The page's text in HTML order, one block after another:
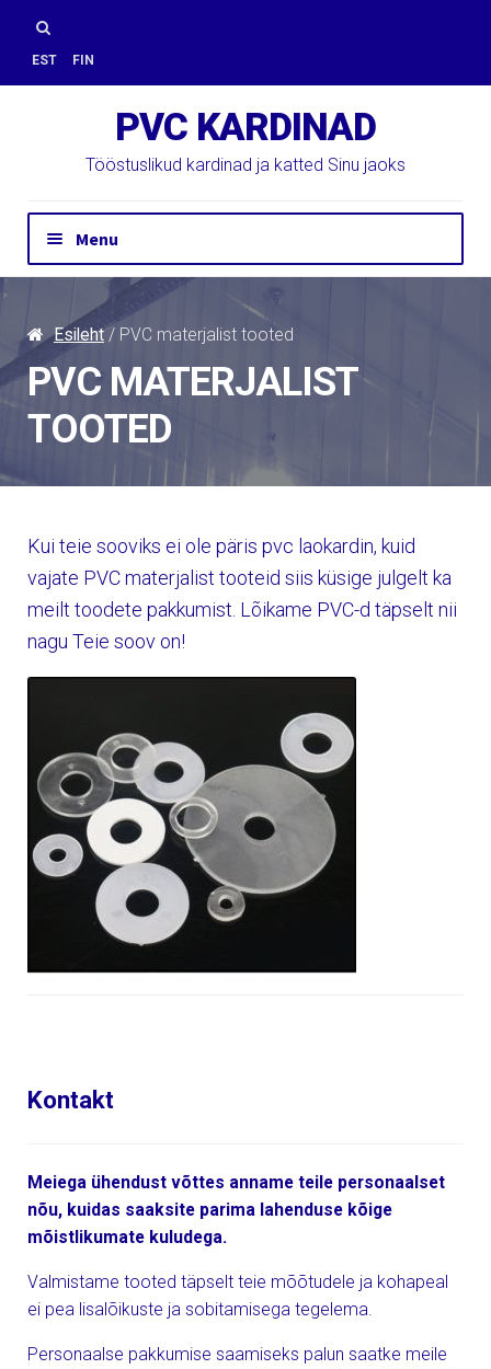
Skip
to
navigation
Skip
to
content
Otsi:
EST FIN
PVC KARDINAD
Tööstuslikud kardinad ja katted Sinu jaoks
Menu
Hinnapäring
Kontakt
Paigaldus
PVC Kardinad
E-Pood
Esileht/ PVC materjalist tooted
PVC MATERJALIST
TOOTED
Kui teie sooviks ei ole päris pvc laokardin, kuid
vajate PVC materjalist tooteid siis küsige julgelt ka
meilt toodete pakkumist. Lõikame PVC-d täpselt nii
nagu Teie soov on!
Kontakt
Meiega ühendust võttes anname teile personaalset
nõu, kuidas saaksite parima lahenduse kõige
mõistlikumate kuludega.
Valmistame tooted täpselt teie mõõtudele ja kohapeal
ei pea lisalõikuste ja sobitamisega tegelema.
Personaalse pakkumise saamiseks palun saatke meile